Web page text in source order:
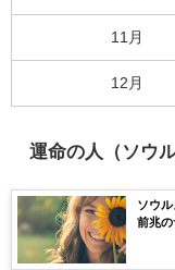
11月
12月
運命の人（ソウ
ソウ
前兆の